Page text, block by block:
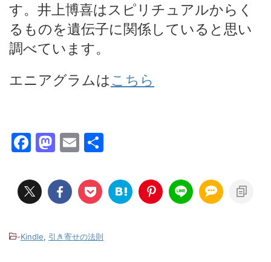
す。井上博喜はスピリチュアルからく
るものを遺伝子に関係していると思い
調べています。
エニアグラムはこちら
F
c
e
o
M
st
o
o
E
ai
l
-Kindle, 引き寄せの法則